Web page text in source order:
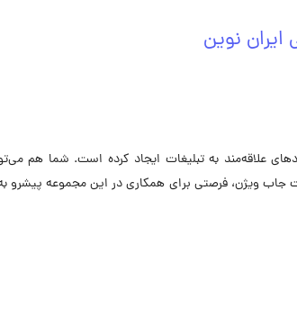
نوین
علاقه‌مند به تبلیغات ایجاد کرده است. شما هم
جاب ویژن، فرصتی برای همکاری در این مجموعه پیشرو